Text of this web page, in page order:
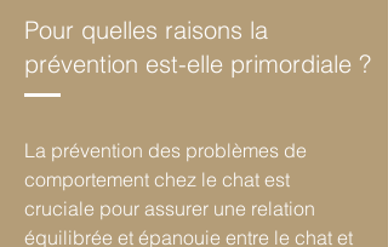
Pour quelles raisons la
prévention est-elle primordiale ?
La prévention des problèmes de
comportement chez le chat est
cruciale pour assurer une relation
équilibrée et épanouie entre le chat et